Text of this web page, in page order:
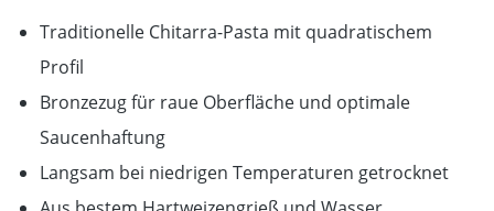
Traditionelle Chitarra-Pasta mit quadratischem
Profil
Bronzezug für raue Oberfläche und optimale
Saucenhaftung
Langsam bei niedrigen Temperaturen getrocknet